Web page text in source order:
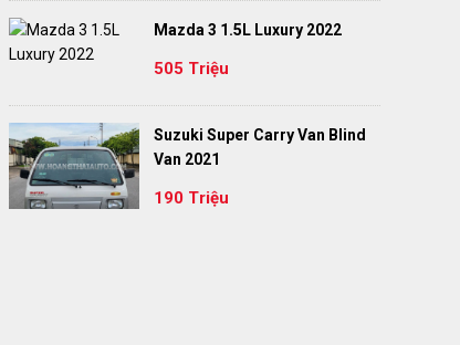
Mazda 3 1.5L Luxury 2022
505 Triệu
Suzuki Super Carry Van Blind
Van 2021
190 Triệu